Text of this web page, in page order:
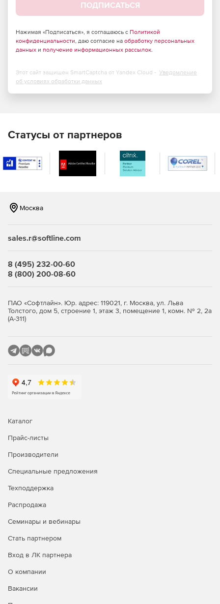
ПОДПИСАТЬСЯ
Нажимая «Подписаться», я соглашаюсь с Политикой
конфиденциальности, даю согласие на обработку персональных
данных и получение информационных рассылок.
Этот сайт защищен SmartCaptcha от Yandex Cloud - Уведомление
об условиях обработки данных
Статусы от партнеров
Москва
sales.r@softline.com
8 (495) 232-00-60
8 (800) 200-08-60
ПАО «Софтлайн». Юр. адрес: 119021, г. Москва, ул. Льва
Толстого, дом 5, строение 1, этаж 3, помещение 1, комн. № 2, 2а
(А-311)
Каталог
Прайс-листы
Производители
Специальные предложения
Техподдержка
Распродажа
Семинары и вебинары
Стать партнером
Вход в ЛК партнера
О компании
Вакансии